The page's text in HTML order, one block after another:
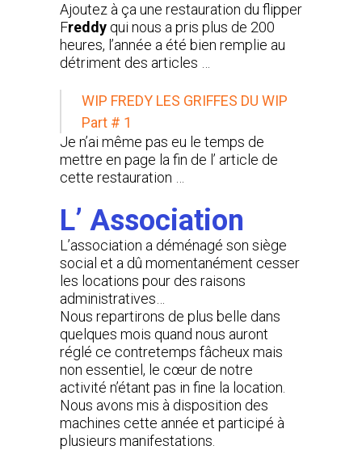
Ajoutez à ça une restauration du flipper
Freddy qui nous a pris plus de 200
heures, l’année a été bien remplie au
détriment des articles …
WIP FREDY LES GRIFFES DU WIP
Part # 1
Je n’ai même pas eu le temps de
mettre en page la fin de l’ article de
cette restauration …
L’ Association
L’association a déménagé son siège
social et a dû momentanément cesser
les locations pour des raisons
administratives…
Nous repartirons de plus belle dans
quelques mois quand nous auront
réglé ce contretemps fâcheux mais
non essentiel, le cœur de notre
activité n’étant pas in fine la location.
Nous avons mis à disposition des
machines cette année et participé à
plusieurs manifestations.